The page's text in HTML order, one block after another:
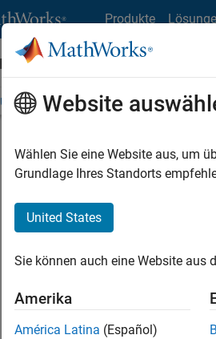
Produkte
bei MathWorks
Stellensuche
Es
Website
Wählen Sie eine Website aus, um
Grundlage Ihres Standorts
United States
Sie können auch eine Website aus
Amerika
América Latina (Español)